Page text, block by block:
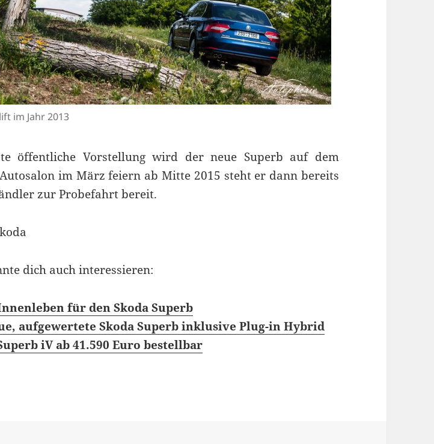
im Jahr 2013
öffentliche Vorstellung wird der neue Superb auf dem
im März feiern ab Mitte 2015 steht er dann bereits
zur Probefahrt bereit.
dich auch interessieren:
für den Skoda Superb
aufgewertete Skoda Superb inklusive Plug-in Hybrid
iV ab 41.590 Euro bestellbar